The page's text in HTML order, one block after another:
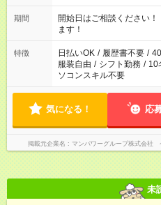
週20時間以上勤務は社会
派遣法（日雇い派遣の原
業はご案内が難しい場合が
期間
開始日はご相談ください
ます！
特徴 日払いOK / 履歴書不要 /
服装自由 / シフト勤務 / 10
ソコンスキル不要
気になる！ 応
掲載元企業名 マンパワーグループ株式会社
未